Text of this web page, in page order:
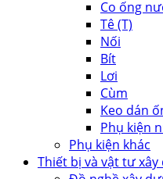
Co ống
Tê (T)
Nối
Bít
Lơi
Cùm
Keo dán
Phụ kiện
Phụ kiện khác
Thiết bị và vật tư